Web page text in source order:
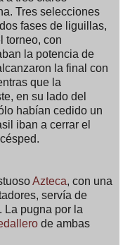
Tres selecciones
fases de liguillas,
torneo, con
la potencia de
la final con
que la
en su lado del
habían cedido un
iban a cerrar el
Azteca, con una
servía de
La pugna por la
de ambas